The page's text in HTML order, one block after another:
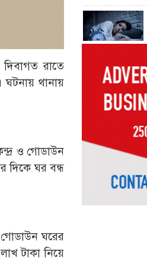
রাতে
ঘটনায় থানায়
ও গোডাউন
দিকে ঘর বন্ধ
গোডাউন ঘরের
টাকা নিয়ে